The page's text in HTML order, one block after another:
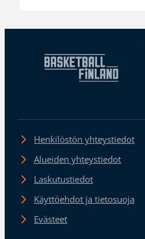
Henkilöstön yhteystiedot
Alueiden yhteystiedot
Laskutustiedot
Käyttöehdot ja tietosuoja
Evästeet